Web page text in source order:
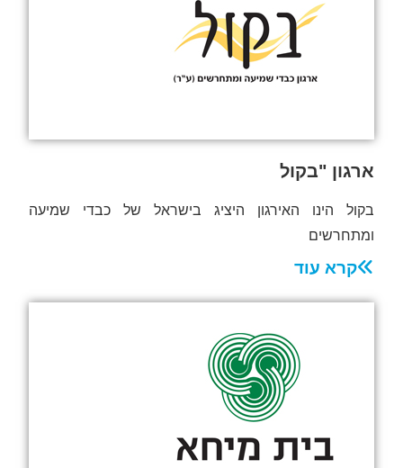
ארגון "בקול
בקול הינו האירגון היציג בישראל של כבדי שמיעה
ומתחרשים
קרא עוד